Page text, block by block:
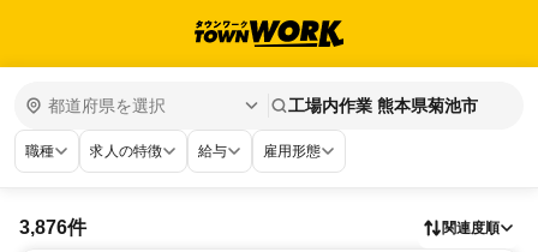
工場内作業 熊本県菊池市
職種 求人の特徴 給与 雇用形態
3,876件 関連度順